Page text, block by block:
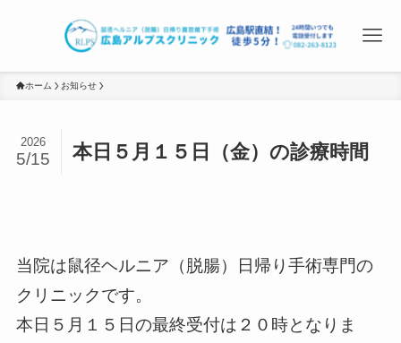
ホーム お知らせ
本日５月１５日（金）の診療時間
2026
5/15
当院は鼠径ヘルニア（脱腸）日帰り手術専門の
クリニックです。
本日５月１５日の最終受付は２０時となりま